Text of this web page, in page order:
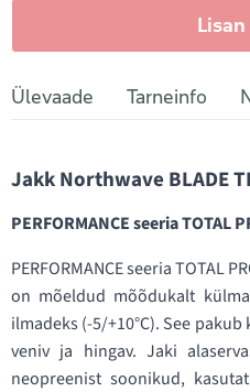
Ülevaade Tarneinfo
Jakk Northwave BLADE
PERFORMANCE seeria TOTAL
PERFORMANCE seeria TOTAL
on mõeldud mõõdukalt
ilmadeks (-5/+10°C). See
veniv ja hingav. Jaki
neopreenist soonikud,